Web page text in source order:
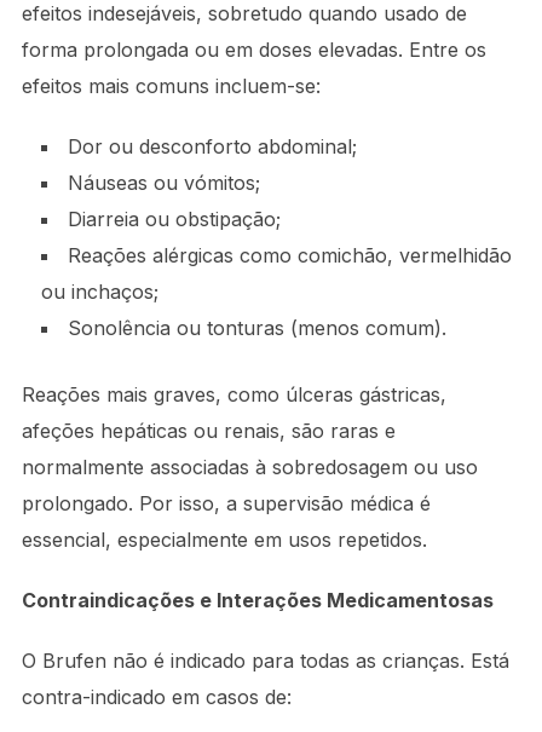
efeitos indesejáveis, sobretudo quando usado de
forma prolongada ou em doses elevadas. Entre os
efeitos mais comuns incluem-se:
Dor ou desconforto abdominal;
Náuseas ou vómitos;
Diarreia ou obstipação;
Reações alérgicas como comichão, vermelhidão
ou inchaços;
Sonolência ou tonturas (menos comum).
Reações mais graves, como úlceras gástricas,
afeções hepáticas ou renais, são raras e
normalmente associadas à sobredosagem ou uso
prolongado. Por isso, a supervisão médica é
essencial, especialmente em usos repetidos.
Contraindicações e Interações Medicamentosas
O Brufen não é indicado para todas as crianças. Está
contra-indicado em casos de: